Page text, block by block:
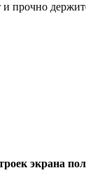
и прочно
экрана